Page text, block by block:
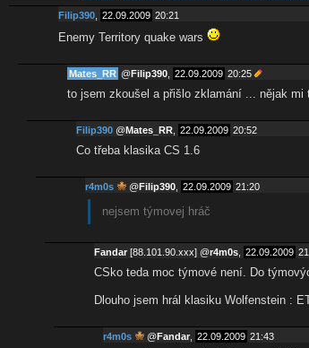
Filip390 22.09.2009 20:21
Enemy Territory quake wars
Mates_RR @Filip390 22.09.2009 20:25
to jsem zkoušel a přišlo zklamání ... nějak mi
Filip390 @Mates_RR 22.09.2009 20:52
Co třeba klasika CS 1.6
r4m0s @Filip390 22.09.2009 21:20
nejsem týmovej hráč
Fandar [88.101.90.xxx] @r4m0s 22.09.2009
CSko teda moc týmové není. Do
Dlouho jsem hrál klasiku Wolfenstein :
r4m0s @Fandar 22.09.2009 21:43